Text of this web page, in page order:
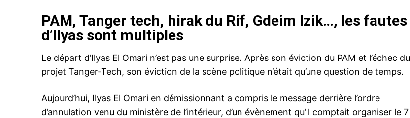
PAM, Tanger tech, hirak du Rif, Gdeim Izik…, les fautes
d’Ilyas sont multiples
Le départ d’Ilyas El Omari n’est pas une surprise. Après son éviction du PAM et l’échec du
projet Tanger-Tech, son éviction de la scène politique n’était qu’une question de temps.
Aujourd’hui, Ilyas El Omari en démissionnant a compris le message derrière l’ordre
d’annulation venu du ministère de l’intérieur, d’un évènement qu’il comptait organiser le 7